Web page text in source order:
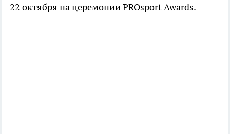
22 октября на церемонии PROsport Awards.